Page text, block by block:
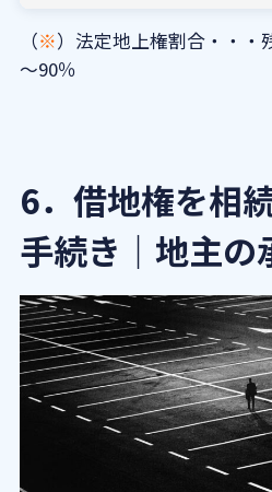
（※）法定地上権割合・・・
～90％
6．借地権を相
手続き｜地主の